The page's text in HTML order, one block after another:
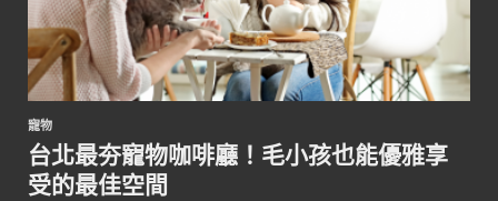
寵物
台北最夯寵物咖啡廳！毛小孩也能優雅享
受的最佳空間